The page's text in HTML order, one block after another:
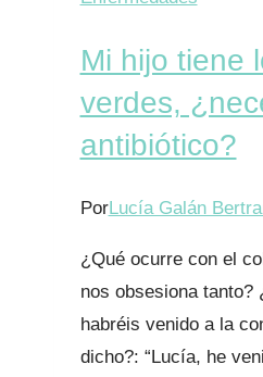
Mi hijo tiene
verdes,
antibiótico?
PorLucía Galán
¿Qué ocurre con el
nos obsesiona tanto?
habréis venido a la
dicho?: “Lucía, he